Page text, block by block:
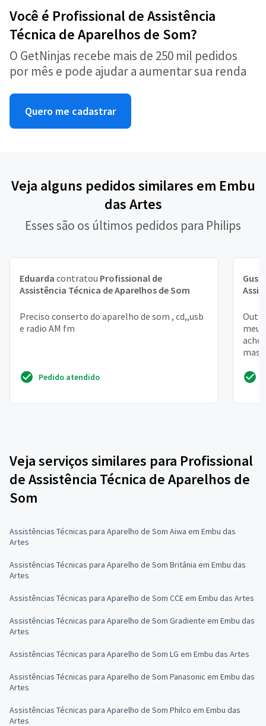
Você é Profissional de Assistência
Técnica de Aparelhos de Som?
O GetNinjas recebe mais de 250 mil pedidos
por mês e pode ajudar a aumentar sua renda
Quero me cadastrar
Veja alguns pedidos similares em Embu
das Artes
Esses são os últimos pedidos para Philips
Eduarda contratou Profissional de
Assistência Técnica de Aparelhos de Som
Preciso conserto do aparelho de som , cd,,usb
e radio AM fm
Pedido atendido
meu
acho
mas
Veja serviços similares para Profissional
de Assistência Técnica de Aparelhos de
Som
Assistências Técnicas para Aparelho de Som Aiwa em Embu das
Artes
Assistências Técnicas para Aparelho de Som Britânia em Embu das
Artes
Assistências Técnicas para Aparelho de Som CCE em Embu das Artes
Assistências Técnicas para Aparelho de Som Gradiente em Embu das
Artes
Assistências Técnicas para Aparelho de Som LG em Embu das Artes
Assistências Técnicas para Aparelho de Som Panasonic em Embu das
Artes
Assistências Técnicas para Aparelho de Som Philco em Embu das
Artes